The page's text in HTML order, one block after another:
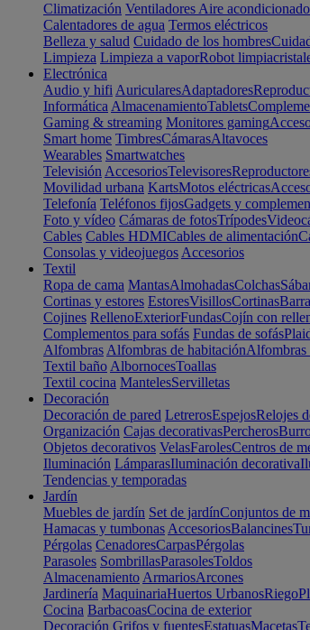
Climatización Ventiladores Aire acondicionado
Calentadores de agua Termos eléctricos
Belleza y salud Cuidado de los hombres
Limpieza Limpieza a vaporRobot
Electrónica
Audio y hifi AuricularesAdaptadores
Informática AlmacenamientoTablets
Gaming & streaming Monitores gaming
Smart home TimbresCámarasAltavoces
Wearables Smartwatches
Televisión AccesoriosTelevisores
Movilidad urbana KartsMotos eléctricas
Telefonía Teléfonos fijosGadgets y
Foto y vídeo Cámaras de fotosTrípodes
Cables Cables HDMICables de alimentación
Consolas y videojuegos Accesorios
Textil
Ropa de cama MantasAlmohadasColchas
Cortinas y estores EstoresVisillosCortinas
Cojines RellenoExteriorFundasCojín con
Complementos para sofás Fundas de sofás
Alfombras Alfombras de habitaciónAlfombras
Textil baño AlbornocesToallas
Textil cocina MantelesServilletas
Decoración
Decoración de pared LetrerosEspejosRelojes
Organización Cajas decorativasPercheros
Objetos decorativos VelasFarolesCentros de
Iluminación LámparasIluminación decorativa
Tendencias y temporadas
Jardín
Muebles de jardín Set de jardínConjuntos de
Hamacas y tumbonas AccesoriosBalancines
Pérgolas CenadoresCarpasPérgolas
Parasoles SombrillasParasolesToldos
Almacenamiento ArmariosArcones
Jardinería MaquinariaHuertos UrbanosRiego
Cocina BarbacoasCocina de exterior
Decoración Grifos y fuentesEstatuasMacetas